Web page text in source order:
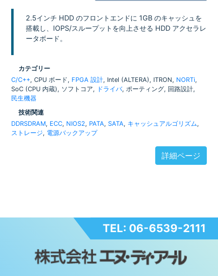
2.5インチ HDD のフロントエンドに 1GB のキャッシュを
搭載し、IOPS/スループットを向上させる HDD アクセラレ
ータボード。
カテゴリー
C/C++, CPU ボード, FPGA 設計, Intel (ALTERA), ITRON, NORTi,
SoC (CPU 内蔵), ソフトコア, ドライバ, ポーティング, 回路設計,
民生機器
技術関連
DDRSDRAM, ECC, NIOS2, PATA, SATA, キャッシュアルゴリズム,
ストレージ, 電源バックアップ
詳細ページ
TEL: 06-6539-2111